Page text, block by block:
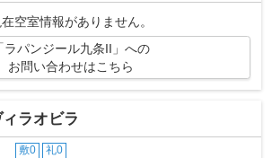
空室情報がありません。
「ラパンジール九条II」への
お問い合わせはこちら
ィラオビラ
敷0 礼0